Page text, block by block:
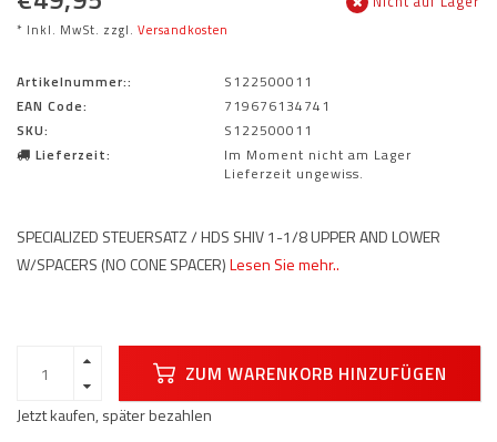
* Inkl. MwSt. zzgl. Versandkosten
Artikelnummer::
S122500011
EAN Code:
719676134741
SKU:
S122500011
Lieferzeit:
Im Moment nicht am Lager
Lieferzeit ungewiss.
SPECIALIZED STEUERSATZ / HDS SHIV 1-1/8 UPPER AND LOWER
W/SPACERS (NO CONE SPACER)Lesen Sie mehr..
ZUM WARENKORB HINZUFÜGEN
Jetzt kaufen, später bezahlen